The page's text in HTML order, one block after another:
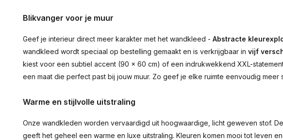
Blikvanger voor je muur
Geef je interieur direct meer karakter met het wandkleed - Abstracte
wandkleed wordt speciaal op bestelling gemaakt en is verkrijgbaar in vijf
kiest voor een subtiel accent (90 × 60 cm) of een indrukwekkend XXL-
een maat die perfect past bij jouw muur. Zo geef je elke ruimte eenvoudig meer
Warme en stijlvolle uitstraling
Onze wandkleden worden vervaardigd uit hoogwaardige, licht geweven stof.
geeft het geheel een warme en luxe uitstraling. Kleuren komen mooi tot leven